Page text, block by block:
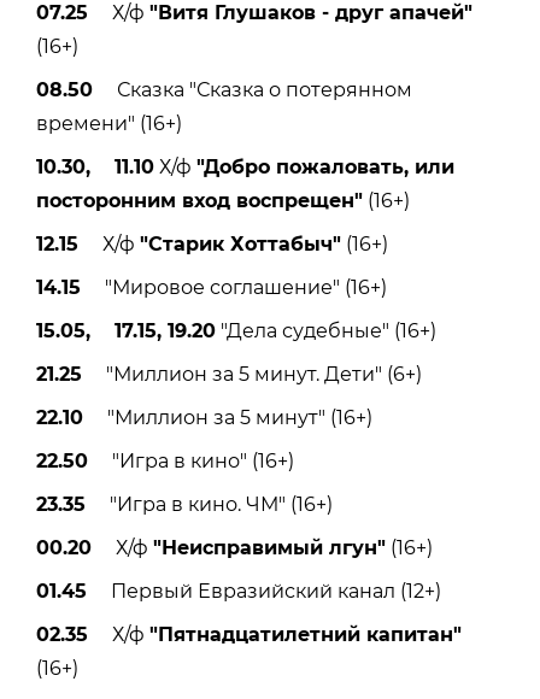
07.25 Х/ф "Витя Глушаков - друг апачей"
(16+)
08.50 Сказка "Сказка о потерянном
времени" (16+)
10.30, 11.10 Х/ф "Добро пожаловать, или
посторонним вход воспрещен" (16+)
12.15 Х/ф "Старик Хоттабыч" (16+)
14.15 "Мировое соглашение" (16+)
15.05, 17.15, 19.20 "Дела судебные" (16+)
21.25 "Миллион за 5 минут. Дети" (6+)
22.10 "Миллион за 5 минут" (16+)
22.50 "Игра в кино" (16+)
23.35 "Игра в кино. ЧМ" (16+)
00.20 Х/ф "Неисправимый лгун" (16+)
01.45 Первый Евразийский канал (12+)
02.35 Х/ф "Пятнадцатилетний капитан"
(16+)